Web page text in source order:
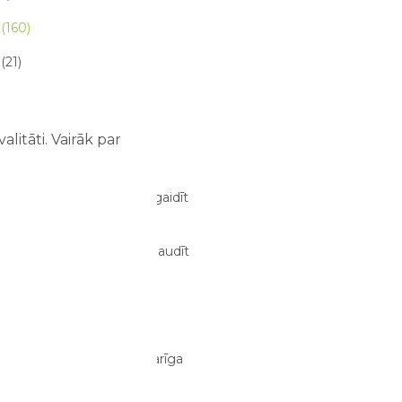
atrakciju parkā – ko sagaidīt
atrakcijās: kā tās izbaudīt
atpūta bērniem ir svarīga
Vairāk par